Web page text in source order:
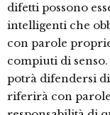
difetti possono
intelligenti che
con parole
compiuti di
potrà difendersi
riferirà con